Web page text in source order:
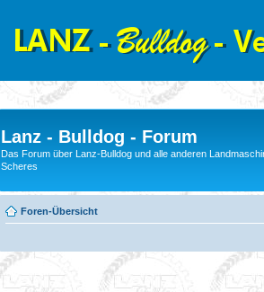
Lanz - Bulldog - Forum
Das Forum über Lanz-Bulldog und alle anderen
Scheres
Foren-Übersicht